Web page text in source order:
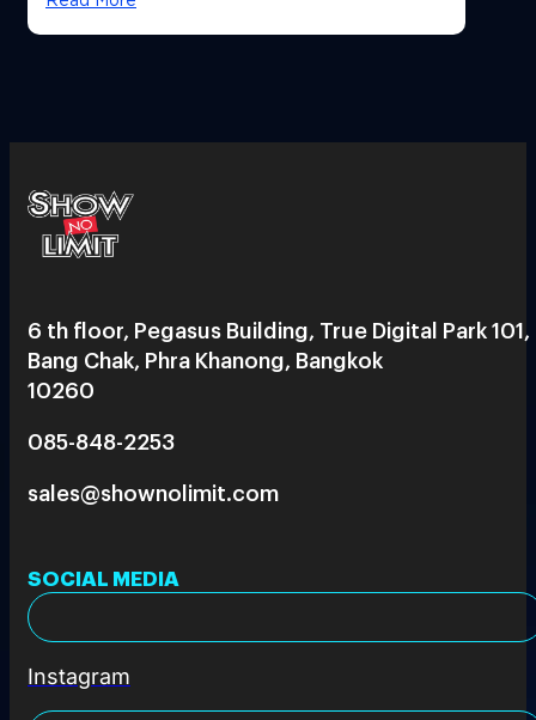
6 th floor, Pegasus Building, True Digital Park 101,
Bang Chak, Phra Khanong, Bangkok
10260
085-848-2253
sales@shownolimit.com
SOCIAL MEDIA
Instagram